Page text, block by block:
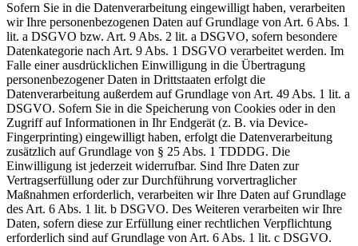
Sofern Sie in die Datenverarbeitung eingewilligt haben, verarbeiten
wir Ihre personenbezogenen Daten auf Grundlage von Art. 6 Abs. 1
lit. a DSGVO bzw. Art. 9 Abs. 2 lit. a DSGVO, sofern besondere
Datenkategorie nach Art. 9 Abs. 1 DSGVO verarbeitet werden. Im
Falle einer ausdrücklichen Einwilligung in die Übertragung
personenbezogener Daten in Drittstaaten erfolgt die
Datenverarbeitung außerdem auf Grundlage von Art. 49 Abs. 1 lit. a
DSGVO. Sofern Sie in die Speicherung von Cookies oder in den
Zugriff auf Informationen in Ihr Endgerät (z. B. via Device-
Fingerprinting) eingewilligt haben, erfolgt die Datenverarbeitung
zusätzlich auf Grundlage von § 25 Abs. 1 TDDDG. Die
Einwilligung ist jederzeit widerrufbar. Sind Ihre Daten zur
Vertragserfüllung oder zur Durchführung vorvertraglicher
Maßnahmen erforderlich, verarbeiten wir Ihre Daten auf Grundlage
des Art. 6 Abs. 1 lit. b DSGVO. Des Weiteren verarbeiten wir Ihre
Daten, sofern diese zur Erfüllung einer rechtlichen Verpflichtung
erforderlich sind auf Grundlage von Art. 6 Abs. 1 lit. c DSGVO.